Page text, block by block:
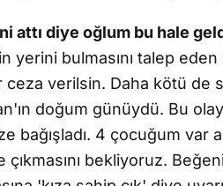
attı diye oğlum bu hale
yerini bulmasını talep
ceza verilsin. Daha kötü de
doğum günüydü. Bu
bağışladı. 4 çocuğum
çıkmasını bekliyoruz.